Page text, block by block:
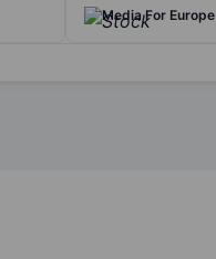
Media For